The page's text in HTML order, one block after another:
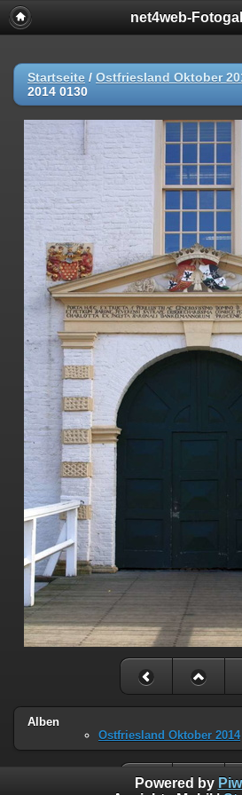
net4web-
Startseite / Ostfriesland Oktober
2014 0130
Alben
Ostfriesland Oktober 2014
Powered by